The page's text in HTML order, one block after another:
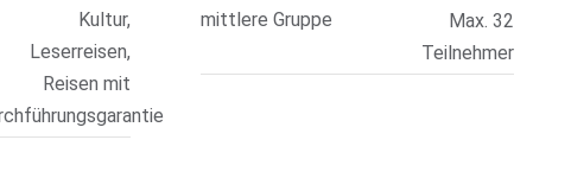
Kultur,
Leserreisen,
Reisen mit
mittlere Gruppe
Max. 32
Teilnehmer